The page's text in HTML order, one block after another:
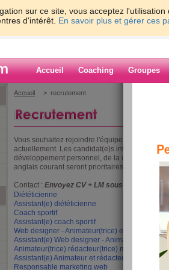
sur ce site, vous acceptez
d'intérêt. En savoir plus et gérer ces
Accueil Coaching Groupes
Accueil > recrutement
Vous souhaitez rejoindre l'équipe
actuellement. Les candidat(e)s intéressé(e)s
développement personnel, de la culture, de la
anglais courant seront prioritaires.
Contact : Envoyez CV + LM sous format word à
Diététicienne
Assistant(e) diététicienne
Coach sportif
Assistant(e) coach sportif
Web designer - Animateur(trice) en ligne
Assistant(e) Web designer - Animateur(trice) en
Animateur(trice) rédacteur(trice) marketing en
Assistant(e) Animateur et rédacteur marketing
Responsable marketing web